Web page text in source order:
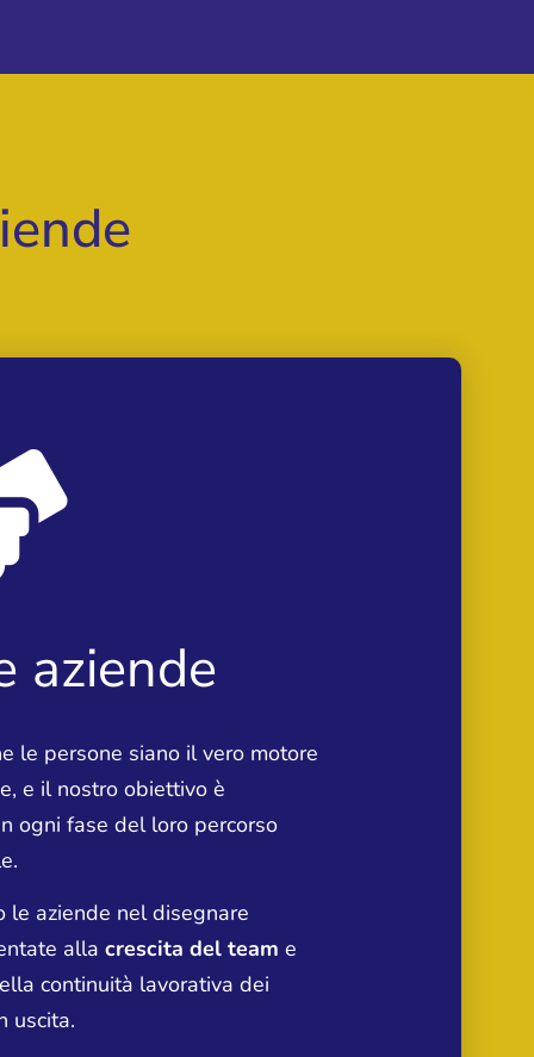
aziende
le persone siano il vero motore
e il nostro obiettivo è
ogni fase del loro percorso
le aziende nel disegnare
alla crescita del team e
continuità lavorativa dei
uscita.